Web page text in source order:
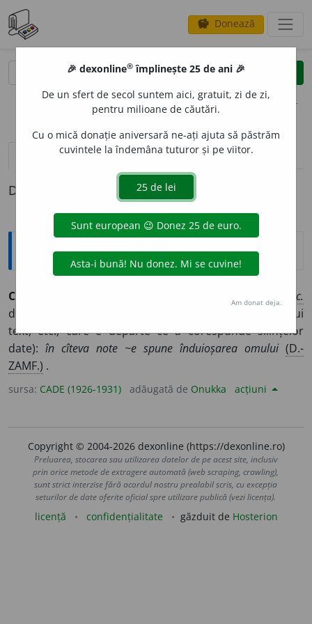
savings Donează
clear
opțiuni
definiții (1) pronunțievolume_up (50)
Definiția cu ID-ul 1355840:
Explicative DEX
CHINU
spec.
de o lucrare literară sau artistică, de interpretarea unui
text, etc., care e departe ce a corespunde silințelor
date): în cîteva note ~e spune înduioșarea omului (D.-
ZAMF.) .
sursa: CADE (1926-1931) adăugată de Onukka acțiuni
Copyright © 2004-2026 dexonline (https://dexonline.ro)
Preluarea, stocarea sau utilizarea datelor de pe acest site, inclusiv
prin orice metode de extragere automată (web scraping, crawling),
sunt strict interzise fără acordul nostru prealabil scris, cu excepția
seturilor de date oferite oficial spre utilizare publică (vezi licența).
licență confidențialitate găzduit de Hosterion
🎉 dexonline® împlinește 25 de ani 🎉
De un sfert de secol suntem aici, gratuit, zi de zi,
pentru milioane de căutări.
Cu o mică donație aniversară ne-ați ajuta să păstrăm
cuvintele la îndemâna tuturor și pe viitor.
Am donat deja.